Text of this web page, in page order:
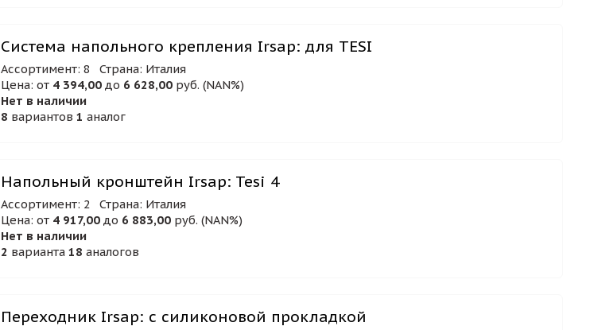
Система напольного крепления Irsap: для TESI
Ассортимент: 8
Страна: Италия
Цена: от 4 394,00 до 6 628,00 руб. (NAN%)
Нет в наличии
8 вариантов1 аналог
Напольный кронштейн Irsap: Tesi 4
Ассортимент: 2
Страна: Италия
Цена: от 4 917,00 до 6 883,00 руб. (NAN%)
Нет в наличии
2 варианта18 аналогов
Переходник Irsap: с силиконовой прокладкой